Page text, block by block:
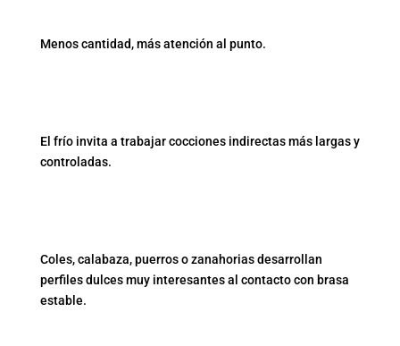
Menos cantidad, más atención al punto.
El frío invita a trabajar cocciones indirectas más largas y
controladas.
Coles, calabaza, puerros o zanahorias desarrollan
perfiles dulces muy interesantes al contacto con brasa
estable.